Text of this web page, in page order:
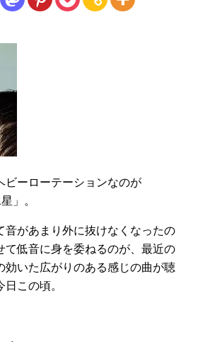
ーローテーションなのが
」。
があまり外に抜けなくなったの
て低音に身を委ねるのが、最近の
効いた広がりのある感じの曲が聴
この頃。